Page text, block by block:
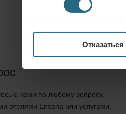
Отказаться
с нами по любому вопросу,
отелями Ensana или услугами.